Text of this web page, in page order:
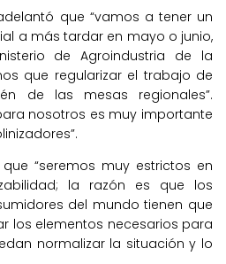
que “vamos a tener un
a más tardar en mayo o junio,
de Agroindustria de la
que regularizar el trabajo de
de las mesas regionales”.
nosotros es muy importante
“seremos muy estrictos en
la razón es que los
del mundo tienen que
los elementos necesarios para
normalizar la situación y lo